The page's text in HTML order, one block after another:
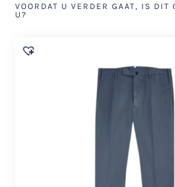
VOORDAT U VERDER GAAT, IS DIT
U?